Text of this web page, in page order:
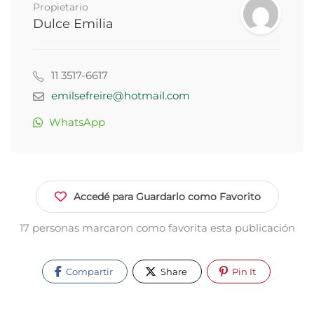
Propietario
Dulce Emilia
11 3517-6617
emilsefreire@hotmail.com
WhatsApp
Accedé para Guardarlo como Favorito
17 personas marcaron como favorita esta publicación
Compartir Share Pin It